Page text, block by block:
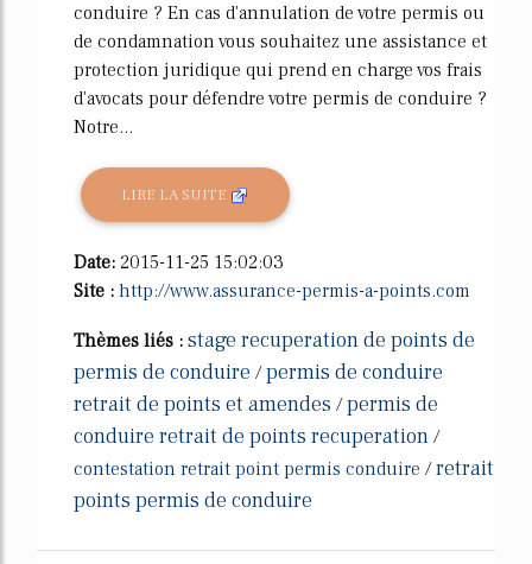
conduire ? En cas d'annulation de votre permis ou
de condamnation vous souhaitez une assistance et
protection juridique qui prend en charge vos frais
d'avocats pour défendre votre permis de conduire ?
Notre...
LIRE LA SUITE
Date: 2015-11-25 15:02:03
Site : http://www.assurance-permis-a-points.com
Thèmes liés : stage recuperation de points de
permis de conduire /permis de conduire
retrait de points et amendes /permis de
conduire retrait de points recuperation /
contestation retrait point permis conduire /retrait
points permis de conduire